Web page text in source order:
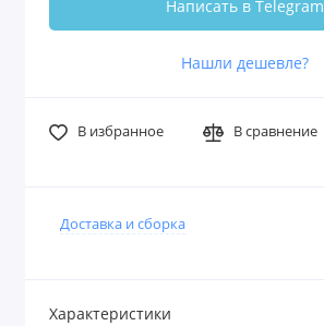
Написать в Telegram
Нашли дешевле?
В избранное В сравнение
Доставка и сборка
Характеристики